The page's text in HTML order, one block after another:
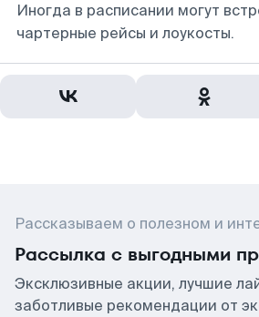
Иногда в расписании могут
чартерные рейсы и лоукосты.
Рассказываем о полезном и
Рассылка с выгодными
Эксклюзивные акции, лучшие
заботливые рекомендации от